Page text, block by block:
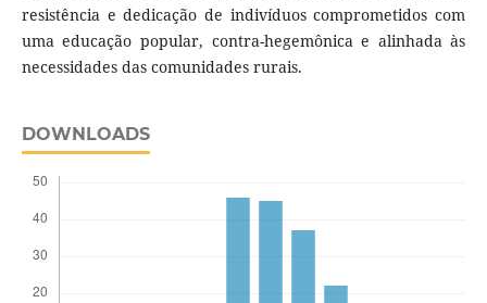
resistência e dedicação de indivíduos comprometidos com
uma educação popular, contra-hegemônica e alinhada às
necessidades das comunidades rurais.
DOWNLOADS